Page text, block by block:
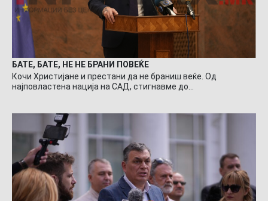
БАТЕ, БАТЕ, НЕ НЕ БРАНИ ПОВЕЌЕ
Кочи Христијане и престани да не браниш веќе. Од
најповластена нација на САД, стигнавме до…